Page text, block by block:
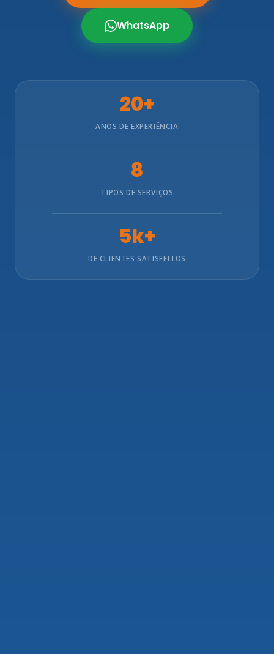
WhatsApp
20+
ANOS DE EXPERIÊNCIA
8
TIPOS DE SERVIÇOS
5k+
DE CLIENTES SATISFEITOS